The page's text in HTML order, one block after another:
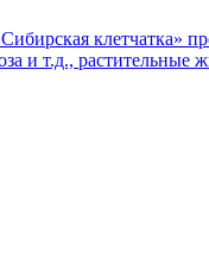
клетчатка»
и т.д.,